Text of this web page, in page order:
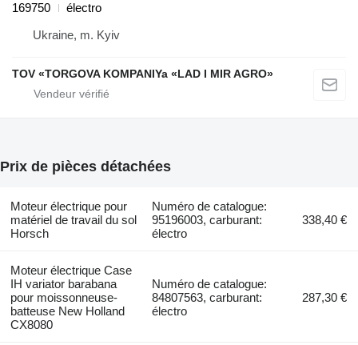
169750
électro
Ukraine, m. Kyiv
TOV «TORGOVA KOMPANIYa «LAD I MIR AGRO»
Prix de pièces détachées
Moteur électrique pour
matériel de travail du sol
Horsch
Numéro de catalogue:
95196003, carburant:
électro
338,40 €
Moteur électrique Case
IH variator barabana
pour moissonneuse-
batteuse New Holland
CX8080
Numéro de catalogue:
84807563, carburant:
électro
287,30 €